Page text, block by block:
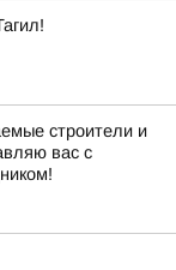
строители и
вас с